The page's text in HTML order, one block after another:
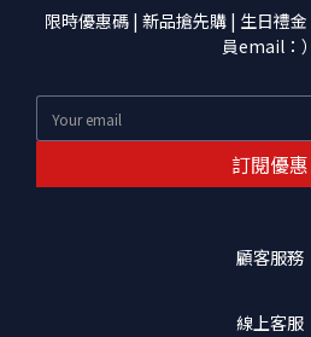
限時優惠碼 | 新品搶先購 | 生日禮
員email：）
訂閱優惠
顧客服務
線上客服